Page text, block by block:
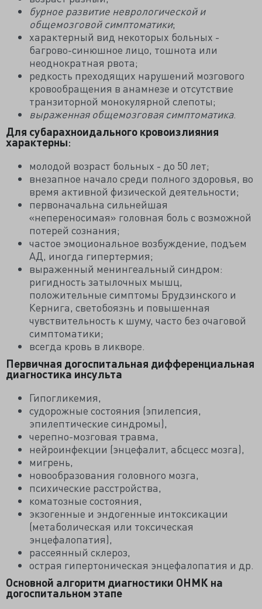
бурное развитие неврологической и
общемозговой симптоматики;
характерный вид некоторых больных -
багрово-синюшное лицо, тошнота или
неоднократная рвота;
редкость преходящих нарушений мозгового
кровообращения в анамнезе и отсутствие
транзиторной монокулярной слепоты;
выраженная общемозговая симптоматика.
Для субарахноидального кровоизлияния
характерны:
молодой возраст больных - до 50 лет;
внезапное начало среди полного здоровья, во
время активной физической деятельности;
первоначальна сильнейшая
«непереносимая» головная боль с возможной
потерей сознания;
частое эмоциональное возбуждение, подъем
АД, иногда гипертермия;
выраженный менингеальный синдром:
ригидность затылочных мышц,
положительные симптомы Брудзинского и
Кернига, светобоязнь и повышенная
чувствительность к шуму, часто без очаговой
симптоматики;
всегда кровь в ликворе.
Первичная догоспитальная дифференциальная
диагностика инсульта
Гипогликемия,
судорожные состояния (эпилепсия,
эпилептические синдромы),
черепно-мозговая травма,
нейроинфекции (энцефалит, абсцесс мозга),
мигрень,
новообразования головного мозга,
психические расстройства,
коматозные состояния,
экзогенные и эндогенные интоксикации
(метаболическая или токсическая
энцефалопатия),
рассеянный склероз,
острая гипертоническая энцефалопатия и др.
Основной алгоритм диагностики ОНМК на
догоспитальном этапе